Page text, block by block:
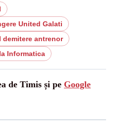
United Galati
demitere antrenor
Informatica
de Timis și pe Google